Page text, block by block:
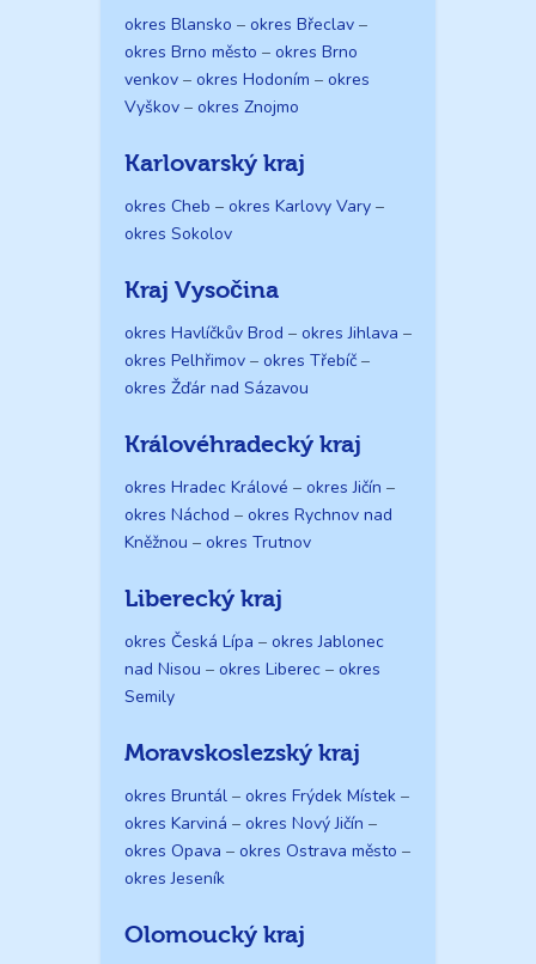
okres Blansko – okres Břeclav –
okres Brno město – okres Brno
venkov – okres Hodoním – okres
Vyškov – okres Znojmo
Karlovarský kraj
okres Cheb – okres Karlovy Vary –
okres Sokolov
Kraj Vysočina
okres Havlíčkův Brod – okres Jihlava –
okres Pelhřimov – okres Třebíč –
okres Žďár nad Sázavou
Královéhradecký kraj
okres Hradec Králové – okres Jičín –
okres Náchod – okres Rychnov nad
Kněžnou – okres Trutnov
Liberecký kraj
okres Česká Lípa – okres Jablonec
nad Nisou – okres Liberec – okres
Semily
Moravskoslezský kraj
okres Bruntál – okres Frýdek Místek –
okres Karviná – okres Nový Jičín –
okres Opava – okres Ostrava město –
okres Jeseník
Olomoucký kraj